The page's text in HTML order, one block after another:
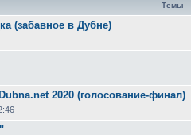
Темы
(забавное в Дубне)
2020 (голосование-финал)